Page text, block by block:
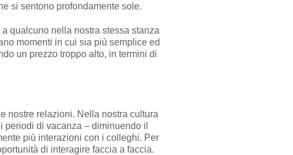
si sentono profondamente sole.
qualcuno nella nostra stessa stanza
momenti in cui sia più semplice ed
un prezzo troppo alto, in termini di
nostre relazioni. Nella nostra cultura
di vacanza – diminuendo il
più interazioni con i colleghi. Per
di interagire faccia a faccia.